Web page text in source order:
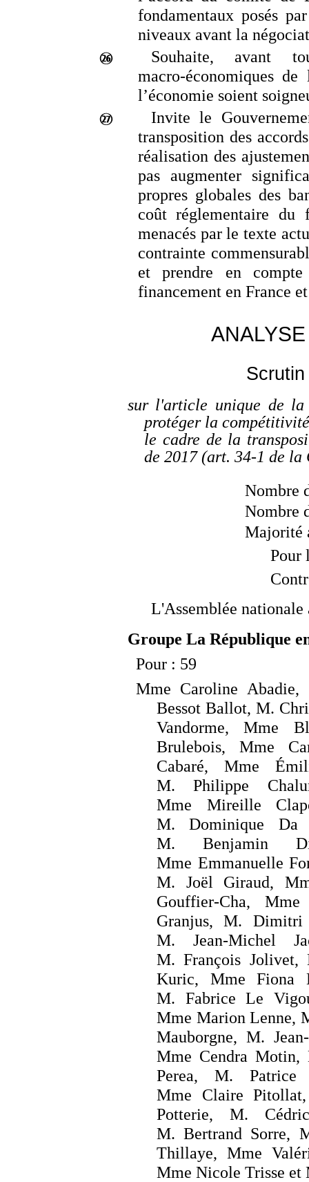
fondamentaux posés
niveaux avant la
Souhaite, avant
macro‑économiques
l’économie soient
Invite le
transposition des
réalisation des
pas augmenter
propres globales des
coût réglementaire du
menacés par le texte
contrainte
et prendre en
financement en France
sur l'article unique de la
protéger la
le cadre de la
de 2017 (art. 34-1 de
Nombre
Nombre
Majorité
Pour
L'Assemblée nationale
Groupe La République
Pour : 59
Mme Caroline Abadie,
Bessot Ballot, M.
Vandorme, Mme
Brulebois, Mme
Cabaré, Mme
M.
Philippe
Mme
Mireille
M.
Dominique
M.
Benjamin
Mme Emmanuelle
M.
Joël Giraud,
Gouffier-Cha, Mme
Granjus, M.
Dimitri
M.
Jean-Michel
M. François Jolivet,
Kuric, Mme
Fiona
M. Fabrice Le
Mme Marion Lenne,
Mauborgne, M.
Mme Cendra Motin,
Perea, M.
Mme
Claire
Potterie, M.
M. Bertrand Sorre,
Thillaye, Mme
Mme Nicole Trisse et